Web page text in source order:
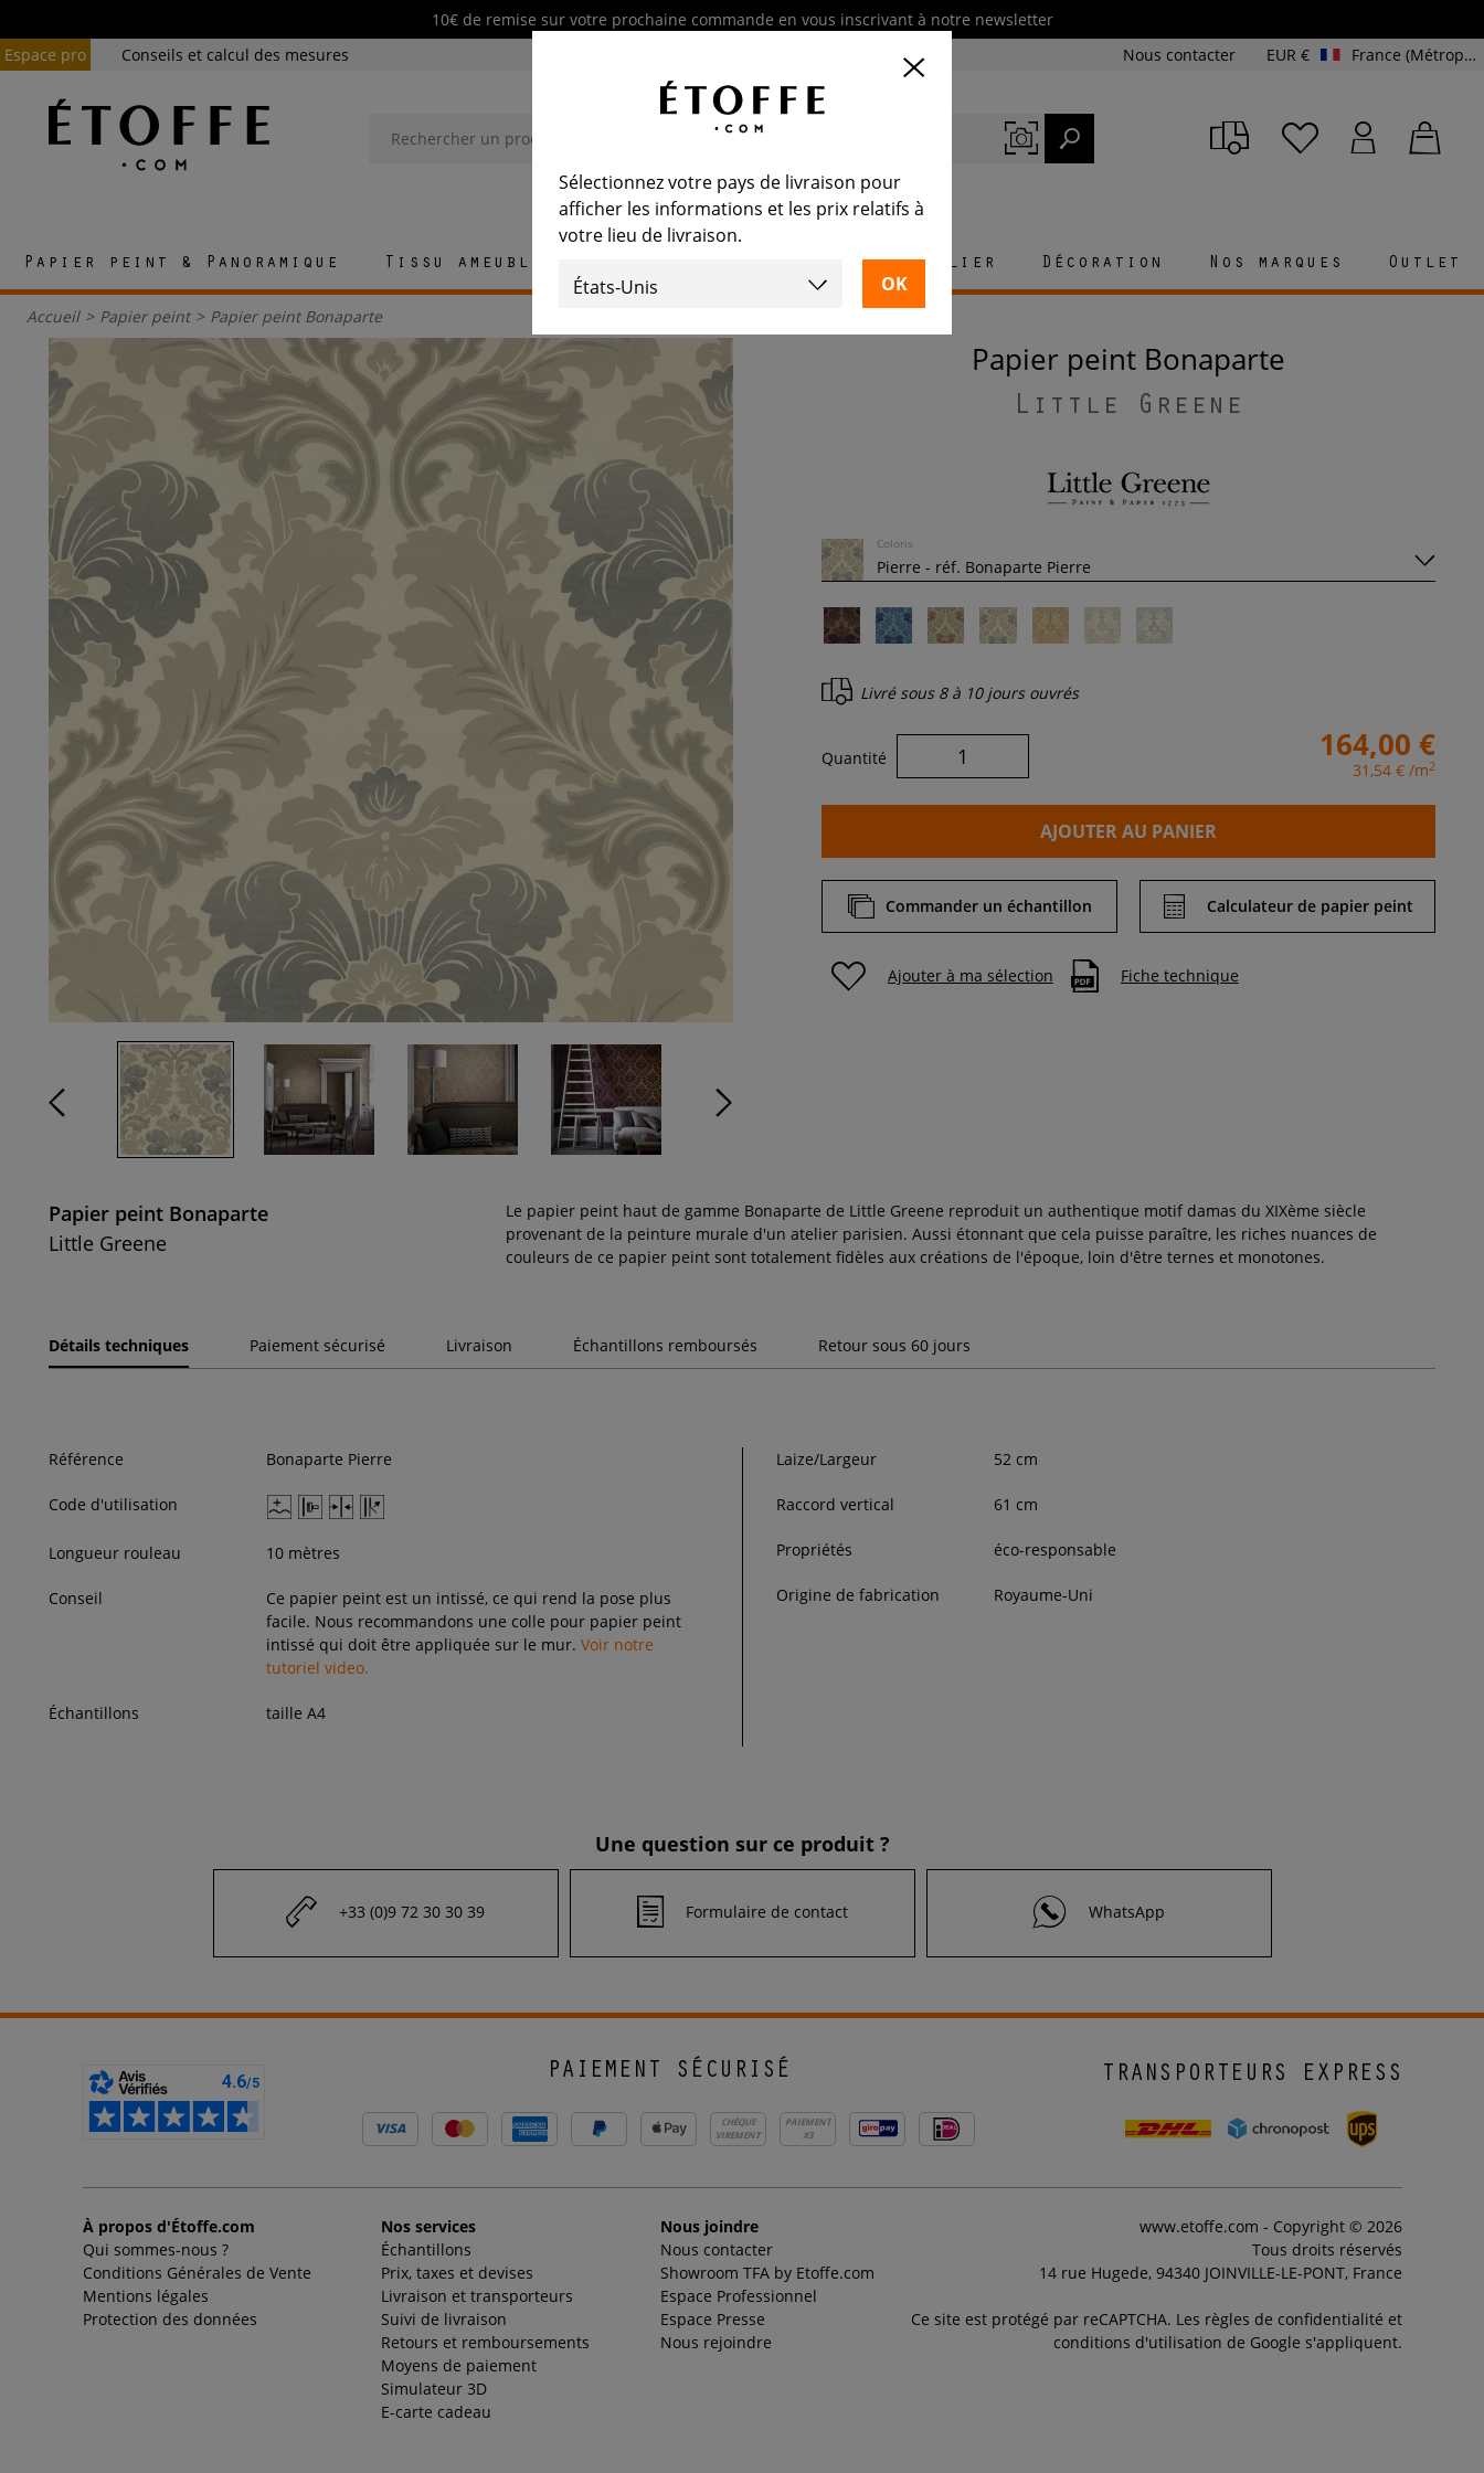
10€ de remise sur votre prochaine commande en vous inscrivant à notre newsletter
Espace pro
Conseils et calcul des mesures Nous contacter EUR € France (Métropolitaine et Corse)
Papier peint & Panoramique Tissu ameublement Mobilier Décoration Nos marques Outlet
Accueil > Papier peint > Papier peint Bonaparte
Papier peint Bonaparte
Little Greene
Coloris
Livré sous 8 à 10 jours ouvrés
Quantité 164,00 €
31,54 € /m2
AJOUTER AU PANIER
Commander un échantillon Calculateur de papier peint
Ajouter à ma sélection Fiche technique
Papier peint Bonaparte
Little Greene
Le papier peint haut de gamme Bonaparte de Little Greene reproduit un authentique motif damas du XIXème siècle
provenant de la peinture murale d'un atelier parisien. Aussi étonnant que cela puisse paraître, les riches nuances de
couleurs de ce papier peint sont totalement fidèles aux créations de l'époque, loin d'être ternes et monotones.
Détails techniques Paiement sécurisé Livraison Échantillons remboursés Retour sous 60 jours
Référence Bonaparte Pierre
Code d'utilisation
Longueur rouleau 10 mètres
Conseil
Ce papier peint est un intissé, ce qui rend la pose plus
facile. Nous recommandons une colle pour papier peint
intissé qui doit être appliquée sur le mur.Voir notre
tutoriel video.
Échantillons taille A4
Laize/Largeur 52 cm
Raccord vertical 61 cm
Propriétés éco-responsable
Origine de fabrication Royaume-Uni
Une question sur ce produit ?
+33 (0)9 72 30 30 39 Formulaire de contact WhatsApp
PAIEMENT SÉCURISÉ
CHÈQUE
VIREMENT
PAIEMENT
X3
TRANSPORTEURS EXPRESS
À propos d'Étoffe.com
Qui sommes-nous ?
Conditions Générales de Vente
Mentions légales
Protection des données
Nos services
Échantillons
Prix, taxes et devises
Livraison et transporteurs
Suivi de livraison
Retours et remboursements
Moyens de paiement
Simulateur 3D
E-carte cadeau
Nous joindre
Nous contacter
Showroom TFA by Etoffe.com
Espace Professionnel
Espace Presse
Nous rejoindre
www.etoffe.com - Copyright © 2026
Tous droits réservés
14 rue Hugede, 94340 JOINVILLE-LE-PONT, France
Ce site est protégé par reCAPTCHA. Les règles de confidentialité et
conditions d'utilisation de Google s'appliquent.
Sélectionnez votre pays de livraison pour
afficher les informations et les prix relatifs à
votre lieu de livraison.